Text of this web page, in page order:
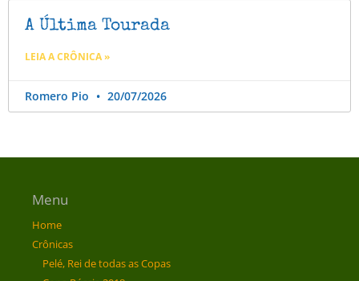
A Última Tourada
LEIA A CRÔNICA »
Romero Pio 20/07/2026
Menu
Home
Crônicas
Pelé, Rei de todas as Copas